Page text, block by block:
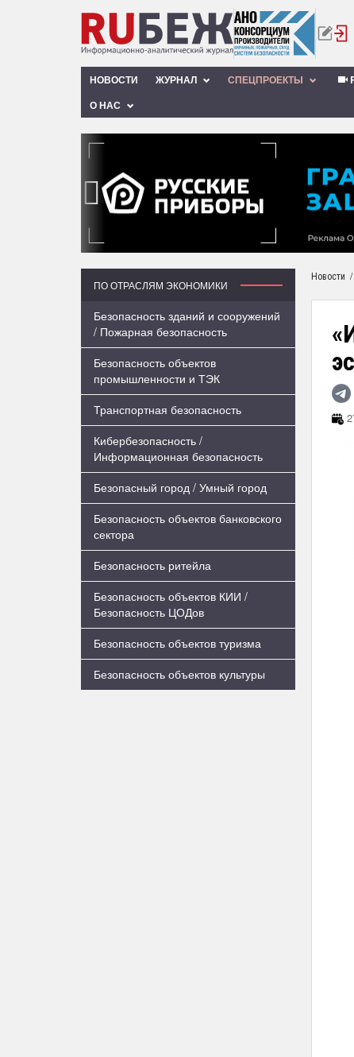
НОВОСТИ ЖУРНАЛ СПЕЦПРОЕКТЫ
О НАС
‹
ПО ОТРАСЛЯМ ЭКОНОМИКИ
Безопасность зданий и сооружений
/ Пожарная безопасность
Безопасность объектов
промышленности и ТЭК
Транспортная безопасность
Кибербезопасность /
Информационная безопасность
Безопасный город / Умный город
Безопасность объектов банковского
сектора
Безопасность ритейла
Безопасность объектов КИИ /
Безопасность ЦОДов
Безопасность объектов туризма
Безопасность объектов культуры
Новости /